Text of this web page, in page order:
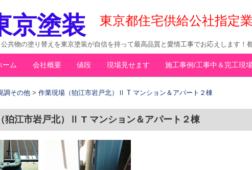
京塗装
共物の塗り替えを東京塗装が自信を持って最高品質と愛情工事でお応えします！
東京都住宅供給公社指定
ンメニュー
ーム 会社概要 値段 現場見せます 施工事例/工事中＆完工現
調その他 > 作業現場（狛江市岩戸北）Ⅱ T マンション＆アパート２棟
狛江市岩戸北）Ⅱ T マンション＆アパート２棟